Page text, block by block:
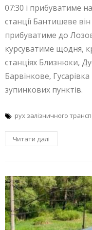
07:30 і прибуватиме
станції Бантишеве
прибуватиме до
курсуватиме щодня,
станціях Близнюки,
Барвінкове,
зупинкових пунктів.
рух залізничного
Читати далі